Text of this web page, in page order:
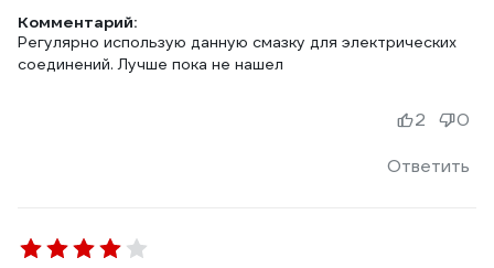
Комментарий:
Регулярно использую данную смазку для электрических
соединений. Лучше пока не нашел
Ответить
2 0